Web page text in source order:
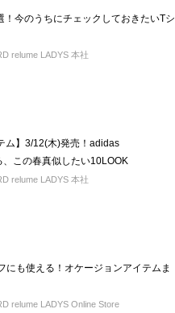
！今のうちにチェックしておきたいTシ
relume LADYS 本社
ム】3/12(木)発売！adidas
この春真似したい10LOOK
relume LADYS 本社
にも使える！オケージョンアイテムま
relume LADYS Online Store